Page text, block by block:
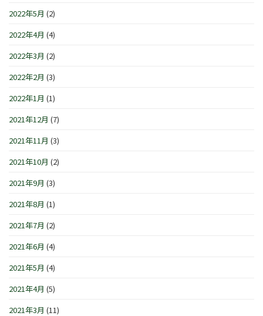
2022年5月 (2)
2022年4月 (4)
2022年3月 (2)
2022年2月 (3)
2022年1月 (1)
2021年12月 (7)
2021年11月 (3)
2021年10月 (2)
2021年9月 (3)
2021年8月 (1)
2021年7月 (2)
2021年6月 (4)
2021年5月 (4)
2021年4月 (5)
2021年3月 (11)